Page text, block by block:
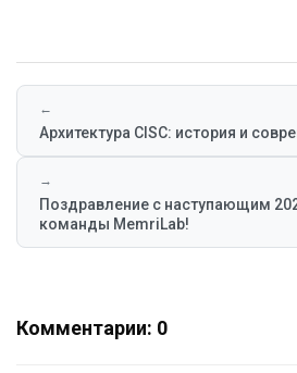
←
Архитектура CISC: история и
→
Поздравление с наступающим
команды MemriLab!
Комментарии: 0